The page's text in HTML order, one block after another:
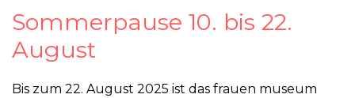
Sommerpause 10. bis 22.
August
Bis zum 22. August 2025 ist das frauen museum